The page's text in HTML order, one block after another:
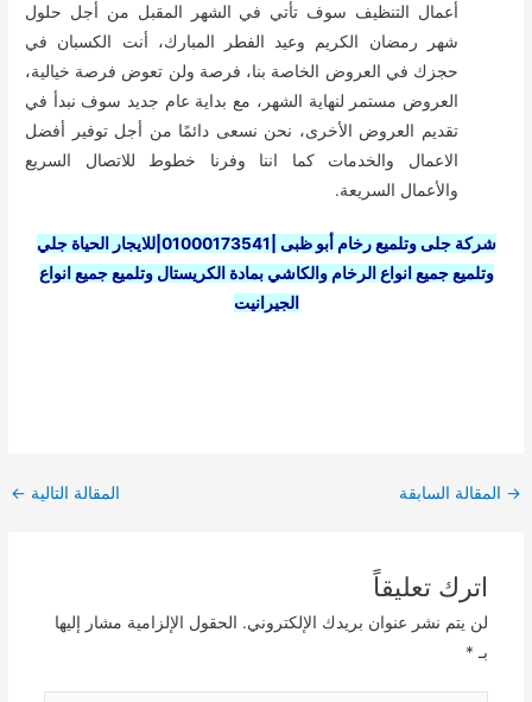
أعمال التنظيف سوف تأتي في الشهر المقبل من أجل حلول
شهر رمضان الكريم وعيد الفطر المبارك، أنت الكسبان في
حجزك في العروض الخاصة بنا، فرصة ولن تعوض فرصة خيالية،
العروض مستمر لنهاية الشهر، مع بداية عام جديد سوف نبدأ في
تقديم العروض الأخرى، نحن نسعى دائمًا من أجل توفير أفضل
الاعمال والخدمات كما اننا وفرنا خطوط للاتصال السريع
والأعمال السريعة.
شركة جلى وتلميع رخام أبو ظبى |01000173541|للايجار الحياة
جلي
وتلميع جميع انواع الرخام والكاشي بمادة الكريستال وتلميع جميع انواع
الجيرانيت
Post
→ المقالة السابقة المقالة التالية ←
اترك تعليقاً
لن يتم نشر عنوان بريدك الإلكتروني. الحقول الإلزامية مشار إليها
بـ *